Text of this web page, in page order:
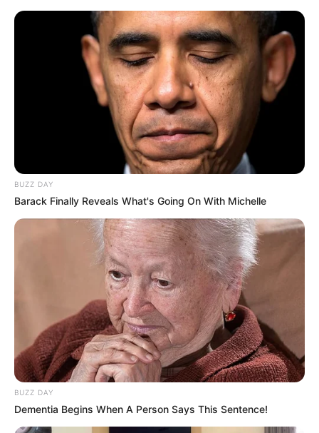
BUZZ DAY
Barack Finally Reveals What's Going On With Michelle
BUZZ DAY
Dementia Begins When A Person Says This Sentence!